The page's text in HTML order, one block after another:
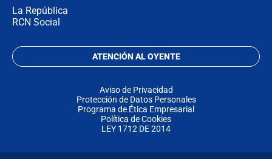
La República
RCN Social
ATENCIÓN AL OYENTE
Aviso de Privacidad
Protección de Datos Personales
Programa de Ética Empresarial
Política de Cookies
LEY 1712 DE 2014